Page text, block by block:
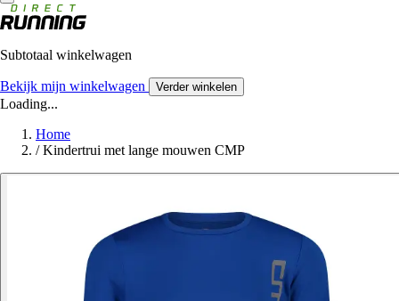
Subtotaal winkelwagen
Bekijk mijn winkelwagen Verder winkelen
Loading...
Home
/ Kindertrui met lange mouwen CMP